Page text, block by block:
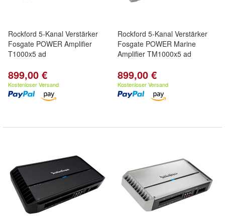
Rockford 5-Kanal Verstärker
Fosgate POWER Amplifier
T1000x5 ad
899,00 €
Kostenloser Versand
Rockford 5-Kanal Verstärker
Fosgate POWER Marine
Amplifier TM1000x5 ad
899,00 €
Kostenloser Versand